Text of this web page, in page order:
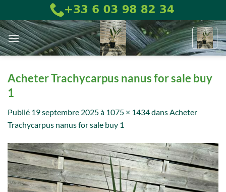
au
contenu
Acheter Trachycarpus nanus for sale buy
1
Publié 19 septembre 2025à 1075 × 1434dansAcheter
Trachycarpus nanus for sale buy 1